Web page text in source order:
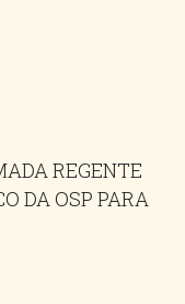
REGENTE
DA OSP PARA